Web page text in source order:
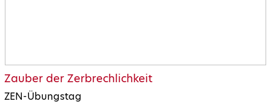
Zauber der Zerbrechlichkeit
ZEN-Übungstag